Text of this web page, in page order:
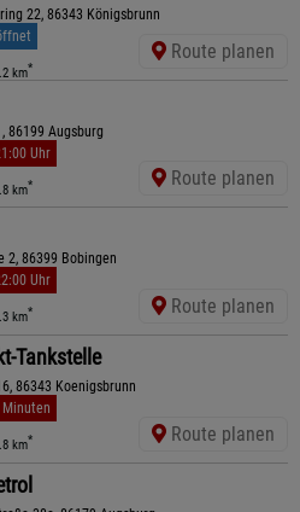
22, 86343 Königsbrunn
km*
Route planen
86199 Augsburg
Uhr
km* Route planen
2, 86399 Bobingen
Uhr
km* Route planen
Tankstelle
86343 Koenigsbrunn
km* Route planen